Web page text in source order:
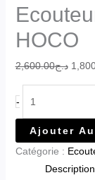
HOCO
د.ج2,600.00
-
Ajouter
Catégorie :
Description